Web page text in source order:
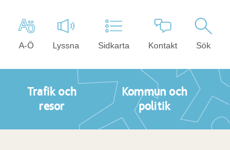
A-Ö Lyssna Sidkarta Kontakt Sök
Trafik och
resor
Kommun och
politik